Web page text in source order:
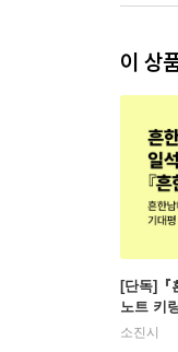
이 상
[단독]『
노트 키
소진시